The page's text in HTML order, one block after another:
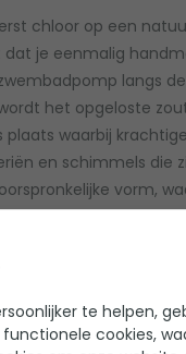
chloor op een
dat je eenmalig
langs de
het opgeloste
plaats waarbij krachtige
en schimmels die
vorm,
zorgen voor de
te helpen,
cookies,